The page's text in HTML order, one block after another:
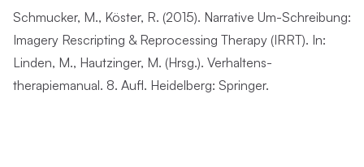
Schmucker, M., Köster, R. (2015). Narrative Um-Schreibung:
Imagery Rescripting & Reprocessing Therapy (IRRT). In:
Linden, M., Hautzinger, M. (Hrsg.). Verhaltens-
therapiemanual. 8. Aufl. Heidelberg: Springer.